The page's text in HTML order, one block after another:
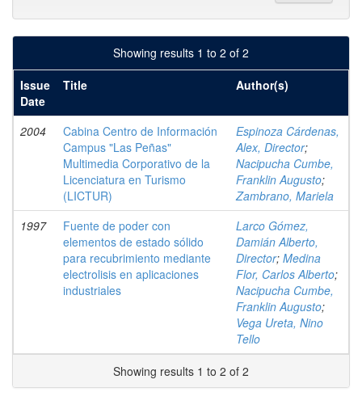
Showing results 1 to 2 of 2
Issue
Date
Title Author(s)
2004
Cabina Centro de Información
Campus "Las Peñas"
Multimedia Corporativo de la
Licenciatura en Turismo
(LICTUR)
Espinoza Cárdenas,
Alex, Director;
Nacipucha Cumbe,
Franklin Augusto;
Zambrano, Mariela
1997
Fuente de poder con
elementos de estado sólido
para recubrimiento mediante
electrolisis en aplicaciones
industriales
Larco Gómez,
Damián Alberto,
Director; Medina
Flor, Carlos Alberto;
Nacipucha Cumbe,
Franklin Augusto;
Vega Ureta, Nino
Tello
Showing results 1 to 2 of 2